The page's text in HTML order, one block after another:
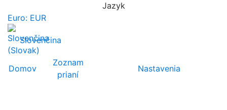
Jazyk
Euro: EUR
Slovenčina
Domov
Zoznam
prianí
Nastavenia